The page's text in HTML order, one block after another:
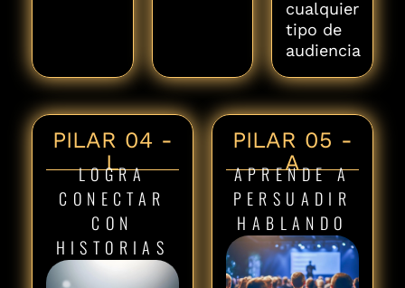
cualquier
tipo de
audiencia
PILAR 04 -
L
LOGRA
CONECTAR
CON
HISTORIAS
PILAR 05 -
A
APRENDE A
PERSUADIR
HABLANDO